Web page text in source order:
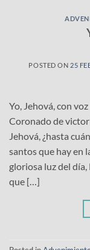
POSTED ON 25
Yo, Jehová, con
Coronado de
Jehová, ¿hasta
santos que hay en
gloriosa luz del día,
que […]